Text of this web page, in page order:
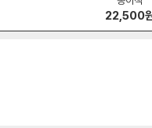
22,500